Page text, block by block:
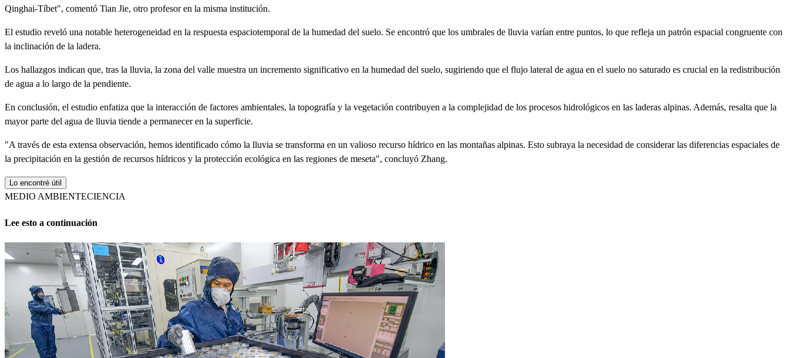
Qinghai-Tíbet", comentó Tian Jie, otro profesor en la misma institución.
El estudio reveló una notable heterogeneidad en la respuesta espaciotemporal de la humedad del suelo. Se encontró que los umbrales de lluvia varían entre puntos, lo que refleja un patrón espacial congruente con
la inclinación de la ladera.
Los hallazgos indican que, tras la lluvia, la zona del valle muestra un incremento significativo en la humedad del suelo, sugiriendo que el flujo lateral de agua en el suelo no saturado es crucial en la redistribución
de agua a lo largo de la pendiente.
En conclusión, el estudio enfatiza que la interacción de factores ambientales, la topografía y la vegetación contribuyen a la complejidad de los procesos hidrológicos en las laderas alpinas. Además, resalta que la
mayor parte del agua de lluvia tiende a permanecer en la superficie.
"A través de esta extensa observación, hemos identificado cómo la lluvia se transforma en un valioso recurso hídrico en las montañas alpinas. Esto subraya la necesidad de considerar las diferencias espaciales de
la precipitación en la gestión de recursos hídricos y la protección ecológica en las regiones de meseta", concluyó Zhang.
Lo encontré útil
MEDIO AMBIENTECIENCIA
Lee esto a continuación